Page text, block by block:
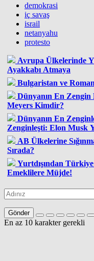
demokrasi
iç savaş
israil
netanyahu
protesto
Avrupa Ülkelerinde
Ayakkabı Atmaya
Bulgaristan ve
Dünyanın En Zengin
Meyers Kimdir?
Dünyanın En
Zenginleşti: Elon Musk
AB Ülkelerine
Sırada?
Yurtdışından
Emeklilere Müjde!
Gönder
En az 10 karakter gerekli